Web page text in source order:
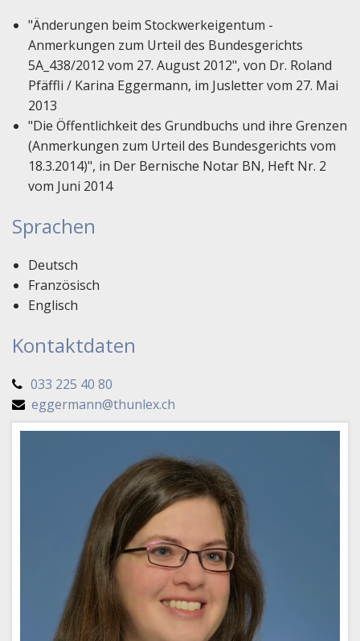
"Änderungen beim Stockwerkeigentum -
Anmerkungen zum Urteil des Bundesgerichts
5A_438/2012 vom 27. August 2012", von Dr. Roland
Pfäffli / Karina Eggermann, im Jusletter vom 27. Mai
2013
"Die Öffentlichkeit des Grundbuchs und ihre Grenzen
(Anmerkungen zum Urteil des Bundesgerichts vom
18.3.2014)", in Der Bernische Notar BN, Heft Nr. 2
vom Juni 2014
Sprachen
Deutsch
Französisch
Englisch
Kontaktdaten
033 225 40 80
eggermann@thunlex.ch